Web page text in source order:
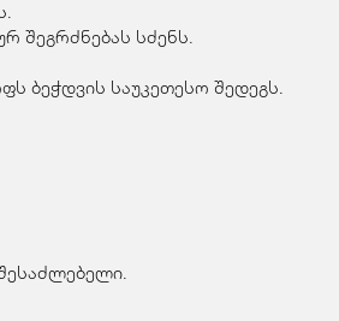
შეგრძნებას სძენს.
ბეჭდვის საუკეთესო შედეგს.